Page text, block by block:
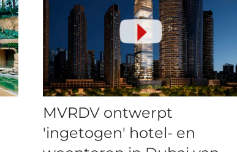
MVRDV ontwerpt
'ingetogen' hotel- en